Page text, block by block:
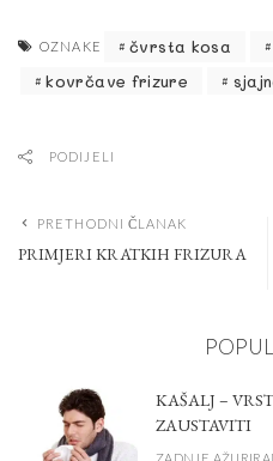
OZNAKE čvrsta kosa
kovrčave frizure
PODIJELI
PRETHODNI ČLANAK
PRIMJERI KRATKIH FRIZURA
KAŠALJ –
ZAUSTAVITI